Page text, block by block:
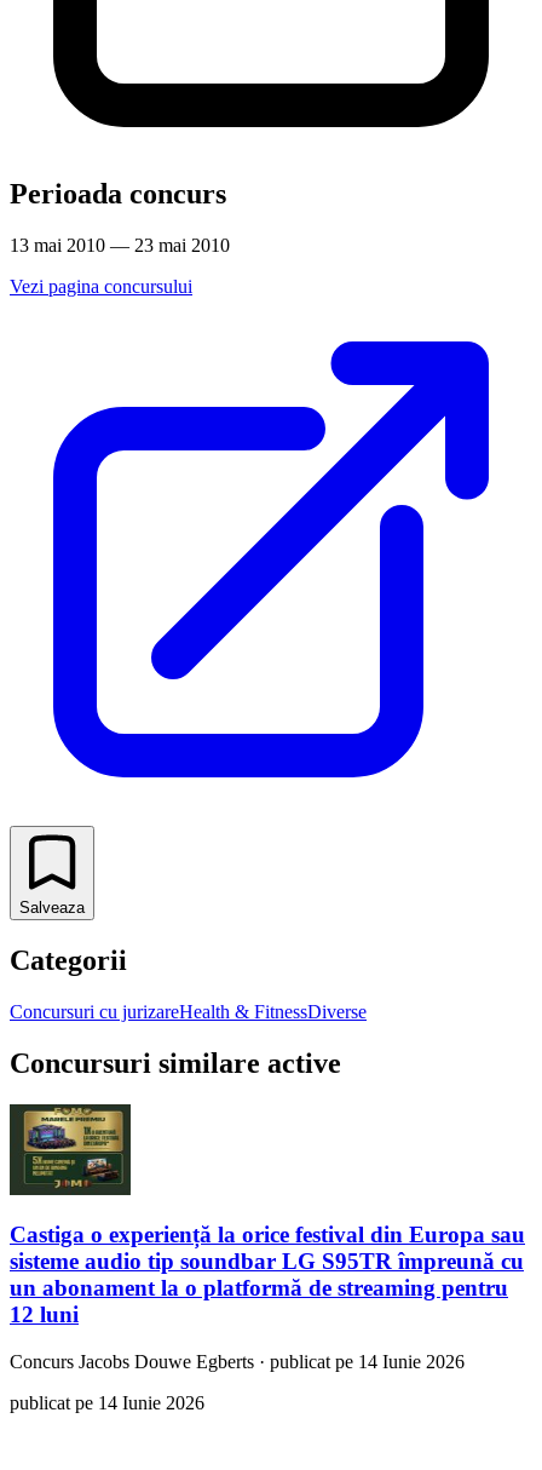
Perioada concurs
13 mai 2010 — 23 mai 2010
Vezi pagina concursului
Salveaza
Categorii
Concursuri cu jurizareHealth & FitnessDiverse
Concursuri similare active
Castiga o experiență la orice festival din Europa sau
sisteme audio tip soundbar LG S95TR împreună cu
un abonament la o platformă de streaming pentru
12 luni
Concurs Jacobs Douwe Egberts · publicat pe 14 Iunie 2026
publicat pe 14 Iunie 2026